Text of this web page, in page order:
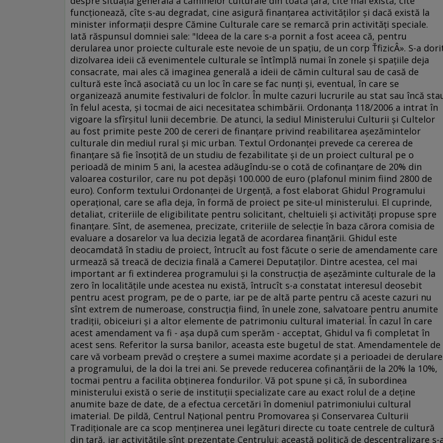
funcţionează, cîte s-au degradat, cine asigură finanţarea activităţilor şi dacă există la
minister informaţii despre Cămine Culturale care se remarcă prin activităţi speciale.
Iată răspunsul domniei sale: "Ideea de la care s-a pornit a fost aceea că, pentru
derularea unor proiecte culturale este nevoie de un spaţiu, de un corp ŤfizicÂ». S-a
dizolvarea ideii că evenimentele culturale se întîmplă numai în zonele şi spaţiile deja
consacrate, mai ales că imaginea generală a ideii de cămin cultural sau de casă de
cultură este încă asociată cu un loc în care se fac nunţi şi, eventual, în care se
organizează anumite festivaluri de folclor. În multe cazuri lucrurile au stat sau încă
în felul acesta, şi tocmai de aici necesitatea schimbării. Ordonanţa 118/2006 a intrat în
vigoare la sfîrşitul lunii decembrie. De atunci, la sediul Ministerului Culturii şi Cultelor
au fost primite peste 200 de cereri de finanţare privind reabilitarea aşezămintelor
culturale din mediul rural şi mic urban. Textul Ordonanţei prevede ca cererea de
finanţare să fie însoţită de un studiu de fezabilitate şi de un proiect cultural pe o
perioadă de minim 5 ani, la acestea adăugîndu-se o cotă de cofinanţare de 20% din
valoarea costurilor, care nu pot depăşi 100.000 de euro (plafonul minim fiind 2800 de
euro). Conform textului Ordonanţei de Urgenţă, a fost elaborat Ghidul Programului
operaţional, care se afla deja, în formă de proiect pe site-ul ministerului. El cuprinde,
detaliat, criteriile de eligibilitate pentru solicitant, cheltuieli şi activităţi propuse spre
finanţare. Sînt, de asemenea, precizate, criteriile de selecţie în baza cărora comisia de
evaluare a dosarelor va lua decizia legată de acordarea finanţării. Ghidul este
deocamdată în stadiu de proiect, întrucît au fost făcute o serie de amendamente care
urmează să treacă de decizia finală a Camerei Deputaţilor. Dintre acestea, cel mai
important ar fi extinderea programului şi la construcţia de aşezăminte culturale de la
zero în localităţile unde acestea nu există, întrucît s-a constatat interesul deosebit
pentru acest program, pe de o parte, iar pe de altă parte pentru că aceste cazuri nu
sînt extrem de numeroase, construcţia fiind, în unele zone, salvatoare pentru anumite
tradiţii, obiceiuri şi a altor elemente de patrimoniu cultural imaterial. În cazul în care
acest amendament va fi - aşa după cum sperăm - acceptat, Ghidul va fi completat în
acest sens. Referitor la sursa banilor, aceasta este bugetul de stat. Amendamentele de
care vă vorbeam prevăd o creştere a sumei maxime acordate şi a perioadei de derulare
a programului, de la doi la trei ani. Se prevede reducerea cofinanţării de la 20% la 10%,
tocmai pentru a facilita obţinerea fondurilor. Vă pot spune şi că, în subordinea
ministerului există o serie de instituţii specializate care au exact rolul de a deţine
anumite baze de date, de a efectua cercetări în domeniul patrimoniului cultural
imaterial. De pildă, Centrul Naţional pentru Promovarea şi Conservarea Culturii
Tradiţionale are ca scop menţinerea unei legături directe cu toate centrele de cultură
din ţară, iar activităţile sînt prezentate Centrului; această politică de descentralizare s-